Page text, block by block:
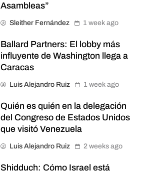
Asambleas”
Sleither Fernández 1 week ago
Ballard Partners: El lobby más
influyente de Washington llega a
Caracas
Luis Alejandro Ruiz 1 week ago
Quién es quién en la delegación
del Congreso de Estados Unidos
que visitó Venezuela
Luis Alejandro Ruiz 2 weeks ago
Shidduch: Cómo Israel está